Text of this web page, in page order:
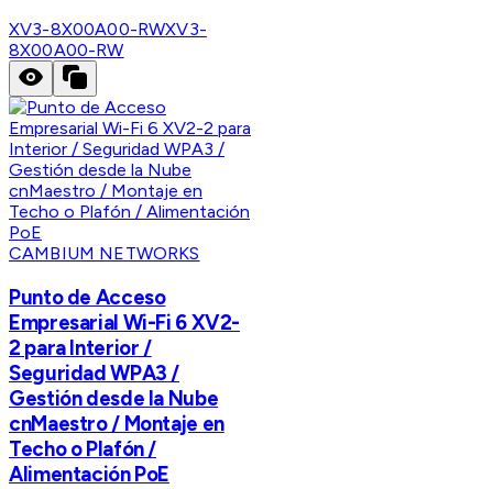
XV3-8X00A00-RWXV3-
8X00A00-RW
CAMBIUM NETWORKS
Punto de Acceso
Empresarial Wi-Fi 6 XV2-
2 para Interior /
Seguridad WPA3 /
Gestión desde la Nube
cnMaestro / Montaje en
Techo o Plafón /
Alimentación PoE